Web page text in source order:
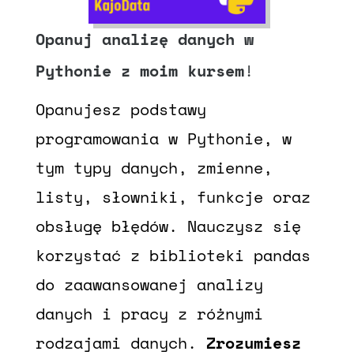
Opanuj analizę danych w
Pythonie z moim kursem!
Opanujesz podstawy
programowania w Pythonie, w
tym typy danych, zmienne,
listy, słowniki, funkcje oraz
obsługę błędów. Nauczysz się
korzystać z biblioteki pandas
do zaawansowanej analizy
danych i pracy z różnymi
rodzajami danych. Zrozumiesz